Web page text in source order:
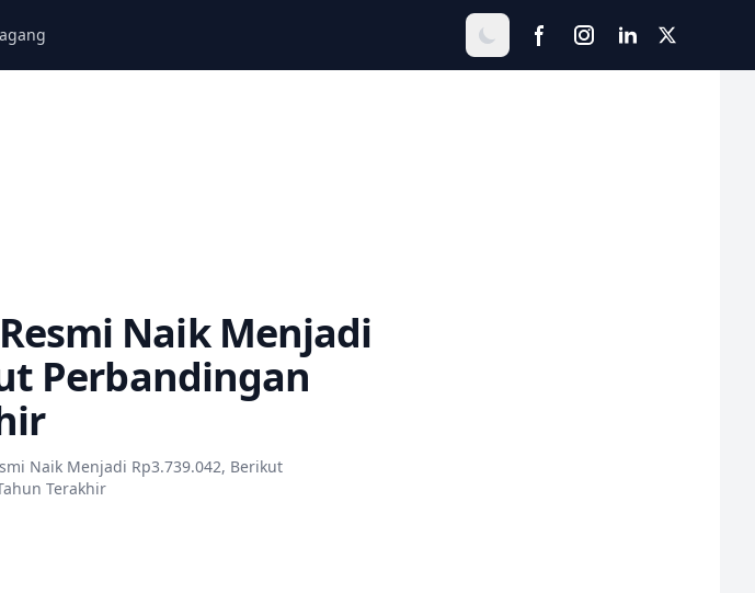
Naik Menjadi
Perbandingan
Naik Menjadi Rp3.739.042, Berikut
Terakhir